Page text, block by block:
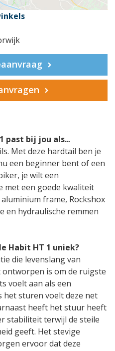
past bij jou als...
Met deze hardtail ben je
een beginner bent of een
je wilt een
een goede kwaliteit
frame, Rockshox
en hydraulische remmen
Habit HT 1 uniek?
die levenslang van
is om de ruigste
voelt aan als een
het sturen voelt deze net
heeft het stuur heeft
stabiliteit terwijl de steile
geeft. Het stevige
ervoor dat deze